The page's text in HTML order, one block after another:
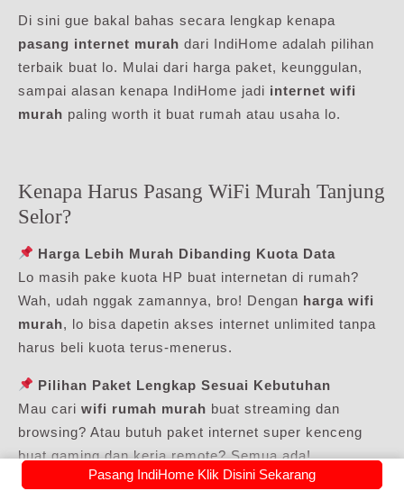
Di sini gue bakal bahas secara lengkap kenapa
pasang internet murah dari IndiHome adalah pilihan
terbaik buat lo. Mulai dari harga paket, keunggulan,
sampai alasan kenapa IndiHome jadi internet wifi
murah paling worth it buat rumah atau usaha lo.
Kenapa Harus Pasang WiFi Murah Tanjung
Selor?
Harga Lebih Murah Dibanding Kuota Data
Lo masih pake kuota HP buat internetan di rumah?
Wah, udah nggak zamannya, bro! Dengan harga wifi
murah, lo bisa dapetin akses internet unlimited tanpa
harus beli kuota terus-menerus.
Pilihan Paket Lengkap Sesuai Kebutuhan
Mau cari wifi rumah murah buat streaming dan
browsing? Atau butuh paket internet super kenceng
buat gaming dan kerja remote? Semua ada!
Pasang IndiHome Klik Disini Sekarang